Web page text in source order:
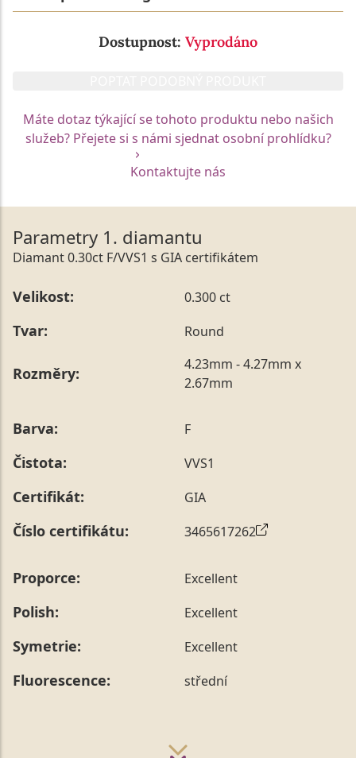
Dostupnost: Vyprodáno
Máte dotaz týkající se tohoto produktu nebo našich
služeb? Přejete si s námi sjednat osobní prohlídku?
Kontaktujte nás
Parametry 1. diamantu
Diamant 0.30ct F/VVS1 s GIA certifikátem
Velikost: 0.300 ct
Tvar: Round
Rozměry:
4.23mm - 4.27mm x
2.67mm
Barva: F
Čistota: VVS1
Certifikát: GIA
Číslo certifikátu: 3465617262
Proporce: Excellent
Polish: Excellent
Symetrie: Excellent
Fluorescence: střední